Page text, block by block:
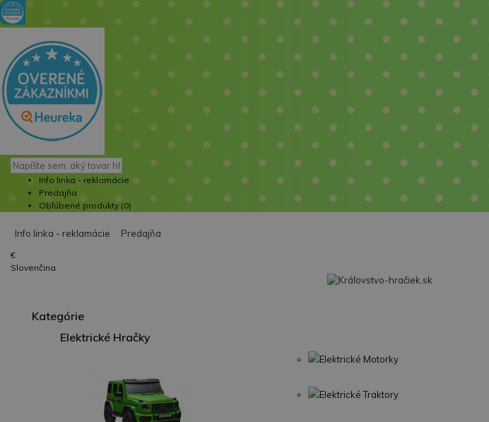
Info linka - reklamácie
Predajňa
Obľúbené produkty (0)
Info linka - reklamácie Predajňa
€
Slovenčina
Kategórie
Elektrické Hračky
Elektrické Motorky
Elektrické Traktory